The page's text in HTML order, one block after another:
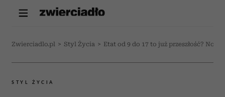
Zwierciadlo.pl > Styl Życia > Etat od 9 do 17 to już przeszłość?
STYL ŻYCIA